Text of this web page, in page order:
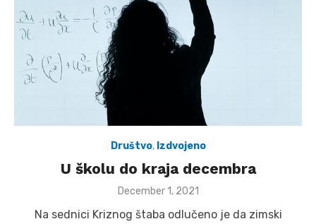
Društvo, Izdvojeno
U školu do kraja decembra
Posted
December 1, 2021
Na sednici Kriznog štaba odlučeno je da zimski